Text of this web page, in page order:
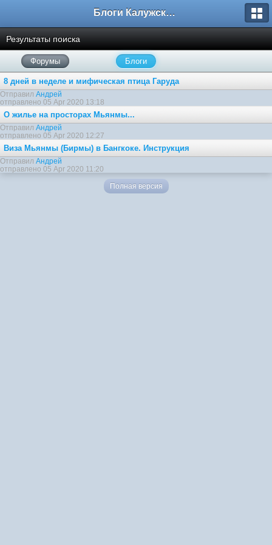
Блоги Калужского перекрестка
Результаты поиска
Форумы Блоги
8 дней в неделе и мифическая птица Гаруда
Отправил Андрей
отправлено 05 Apr 2020 13:18
О жилье на просторах Мьянмы...
Отправил Андрей
отправлено 05 Apr 2020 12:27
Виза Мьянмы (Бирмы) в Бангкоке. Инструкция
Отправил Андрей
отправлено 05 Apr 2020 11:20
Полная версия